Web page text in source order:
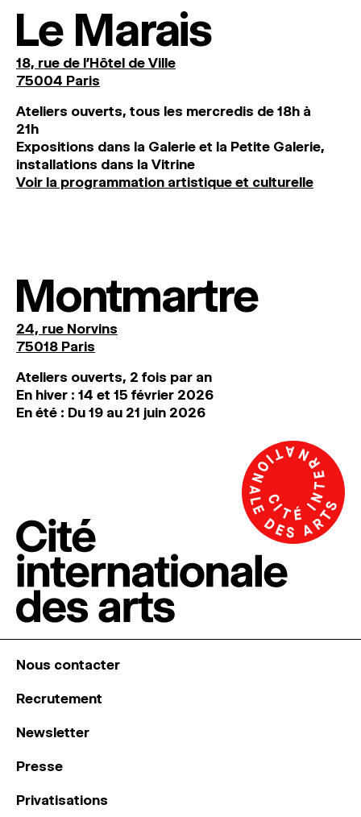
Le Marais
18, rue de l'Hôtel de Ville
75004 Paris
Ateliers ouverts, tous les mercredis de 18h à
21h
Expositions dans la Galerie et la Petite Galerie,
installations dans la Vitrine
Voir la programmation artistique et culturelle
Montmartre
24, rue Norvins
75018 Paris
Ateliers ouverts, 2 fois par an
En hiver : 14 et 15 février 2026
En été : Du 19 au 21 juin 2026
Nous contacter
Recrutement
Newsletter
Presse
Privatisations